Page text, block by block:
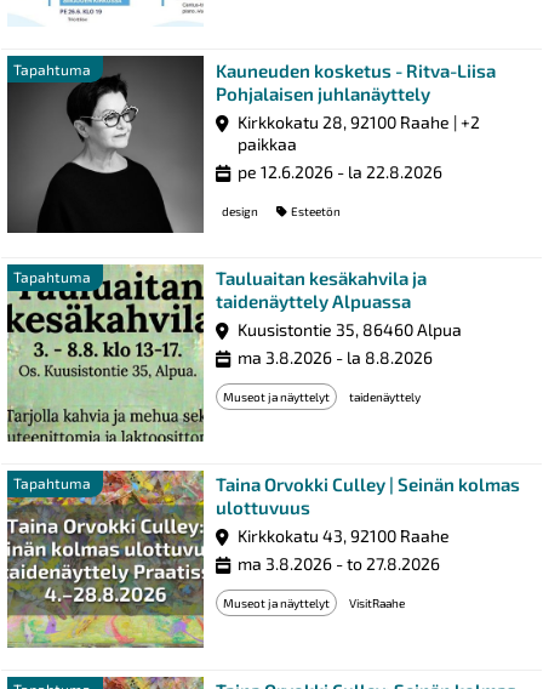
Tapahtuma
Kauneuden kosketus - Ritva-Liisa
Pohjalaisen juhlanäyttely
Kirkkokatu 28, 92100 Raahe | +2
paikkaa
pe 12.6.2026 - la 22.8.2026
design Esteetön
Tapahtuma
Tauluaitan kesäkahvila ja
taidenäyttely Alpuassa
Kuusistontie 35, 86460 Alpua
ma 3.8.2026 - la 8.8.2026
Museot ja näyttelyt taidenäyttely
Tapahtuma
Taina Orvokki Culley | Seinän kolmas
ulottuvuus
Kirkkokatu 43, 92100 Raahe
ma 3.8.2026 - to 27.8.2026
Museot ja näyttelyt VisitRaahe